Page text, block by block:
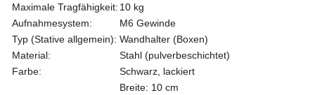
Maximale Tragfähigkeit: 10 kg
Aufnahmesystem:
M6 Gewinde
Typ (Stative allgemein): Wandhalter (Boxen)
Material:
Stahl (pulverbeschichtet)
Farbe:
Schwarz, lackiert
Breite: 10 cm